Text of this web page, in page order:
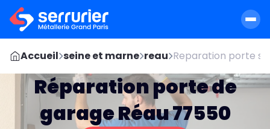
Accueil seine et marne reau Reparation porte
Réparation porte de
garage Réau 77550